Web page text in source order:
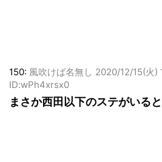
150:風吹けば名無し
2020/12/15(火)
まさか西田以下のステがいる